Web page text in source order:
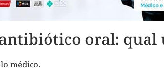
oral:
médico.